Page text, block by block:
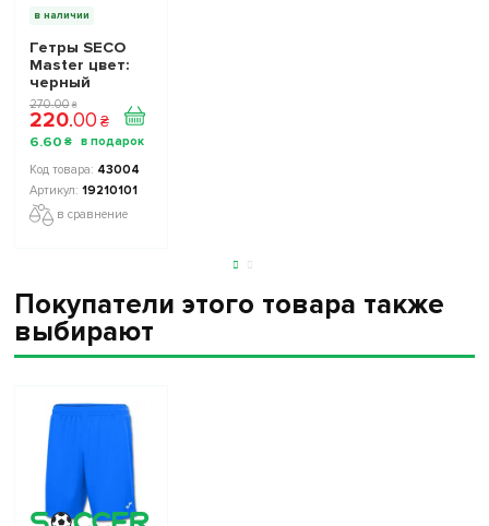
в наличии
Гетры SECO
Master цвет:
черный
270.00 ₴
220.00 ₴
6.60 ₴
43004
19210101
в сравнение
Покупатели этого товара также
выбирают